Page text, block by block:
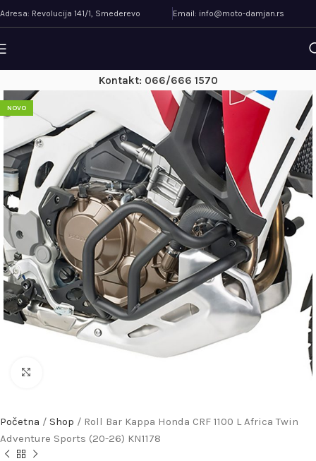
Adresa: Revolucija 141/1, Smederevo Email: info@moto-damjan.rs
Kontakt: 066/666 1570
NOVO
Početna / Shop / Roll Bar Kappa Honda CRF 1100 L Africa Twin
Adventure Sports (20-26) KN1178